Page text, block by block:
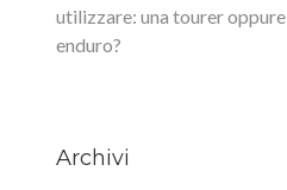
utilizzare: una tourer
enduro?
Archivi